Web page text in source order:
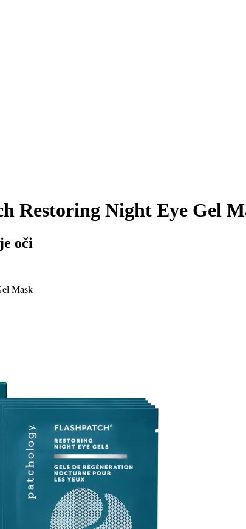
Restoring Night Eye Gel
oči
Mask